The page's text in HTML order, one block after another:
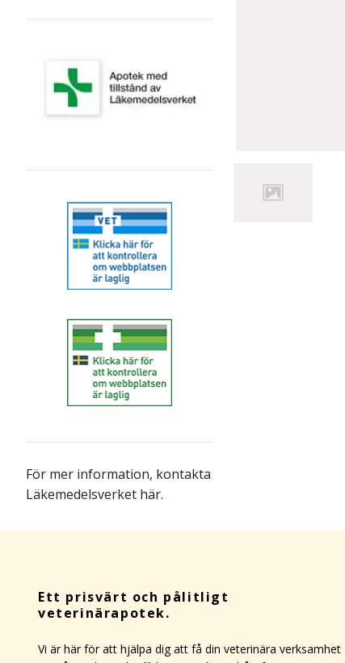
För mer information, kontakta
Läkemedelsverket här.
Ett prisvärt och pålitligt
veterinärapotek.
Vi är här för att hjälpa dig att få din veterinära verksamhet